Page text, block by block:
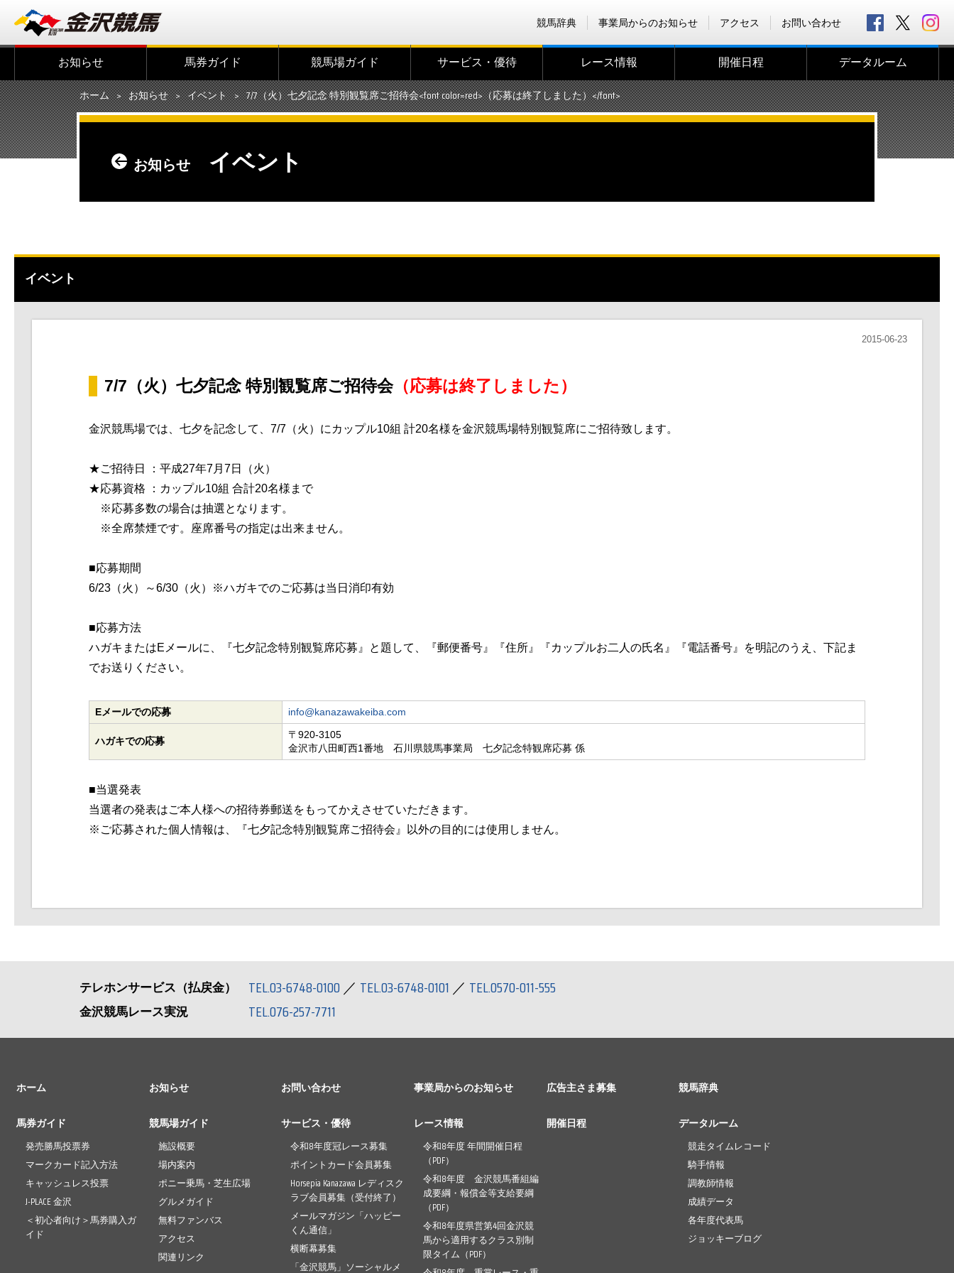
競馬辞典 事業局からのお知らせ アクセス お問い合わせ
お知らせ 馬券ガイド 競馬場ガイド サービス・優待 レース情報 開催日程 データルーム
ホーム お知らせ イベント 7/7（火）七夕記念 特別観覧席ご招待会<font color=red>（応募は終了しました）</font>
お知らせ イベント
イベント
2015-06-23
7/7（火）七夕記念 特別観覧席ご招待会（応募は終了しました）
金沢競馬場では、七夕を記念して、7/7（火）にカップル10組 計20名様を金沢競馬場特別観覧席にご招待致します。
★ご招待日 ：平成27年7月7日（火）
★応募資格 ：カップル10組 合計20名様まで
※応募多数の場合は抽選となります。
※全席禁煙です。座席番号の指定は出来ません。
■応募期間
6/23（火）～6/30（火）※ハガキでのご応募は当日消印有効
■応募方法
ハガキまたはEメールに、『七夕記念特別観覧席応募』と題して、
『郵便番号』『住所』『カップルお二人の氏名』『電話番号』を明記のうえ、 下記ま
でお送りください。
Eメールでの応募 info@kanazawakeiba.com
ハガキでの応募
〒920-3105
金沢市八田町西1番地 石川県競馬事業局 七夕記念特観席応募 係
■当選発表
当選者の発表はご本人様への招待券郵送をもってかえさせていただきます。
※ご応募された個人情報は、『七夕記念特別観覧席ご招待会』以外の目的には使用しません。
テレホンサービス（払戻金） TEL.03-6748-0100／ TEL.03-6748-0101／ TEL.0570-011-555
金沢競馬レース実況 TEL.076-257-7711
ホーム お知らせ お問い合わせ 事業局からのお知らせ 広告主さま募集 競馬辞典
馬券ガイド
発売勝馬投票券
マークカード記入方法
キャッシュレス投票
J-PLACE 金沢
＜初心者向け＞馬券購入ガ
イド
競馬場ガイド
施設概要
場内案内
ポニー乗馬・芝生広場
グルメガイド
無料ファンバス
アクセス
関連リンク
サービス・優待
令和8年度冠レース募集
ポイントカード会員募集
Horsepia Kanazawa レディスク
ラブ会員募集（受付終了）
メールマガジン「ハッピー
くん通信」
横断幕募集
「金沢競馬」ソーシャルメ
レース情報
令和8年度 年間開催日程
（PDF）
令和8年度 金沢競馬番組編
成要綱・報償金等支給要綱
（PDF）
令和8年度県営第4回金沢競
馬から適用するクラス別制
限タイム（PDF）
開催日程 データルーム
競走タイムレコード
騎手情報
調教師情報
成績データ
各年度代表馬
ジョッキーブログ